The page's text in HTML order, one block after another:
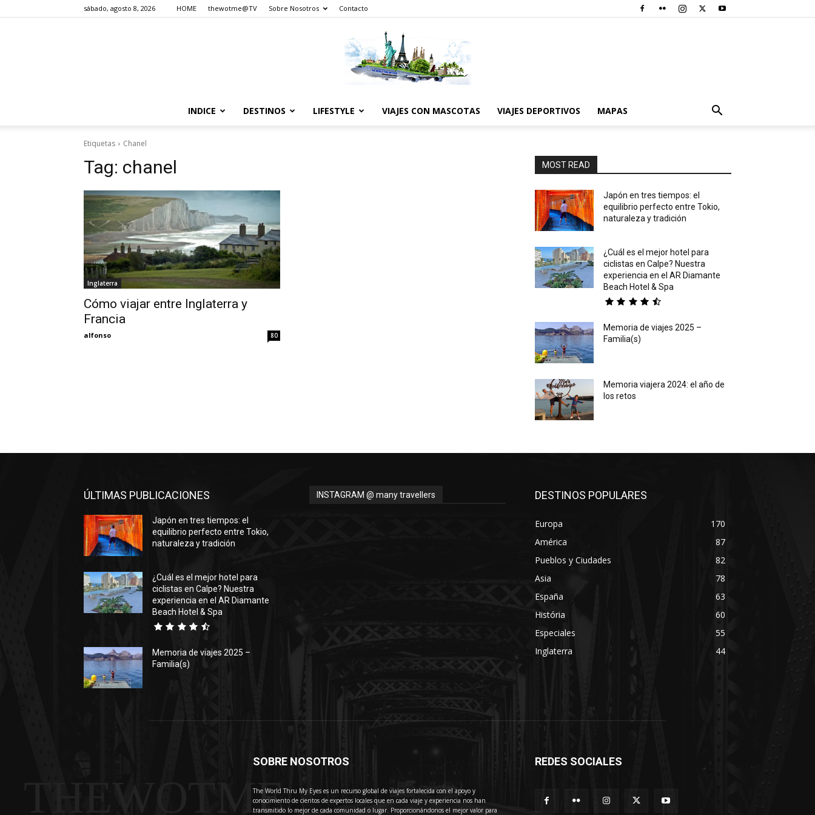
sábado, agosto 8, 2026 HOME thewotme@TV Sobre Nosotros Contacto
INDICE DESTINOS LIFESTYLE VIAJES CON MASCOTAS VIAJES DEPORTIVOS MAPAS
Etiquetas Chanel
Tag: chanel
Inglaterra
Cómo viajar entre Inglaterra y
Francia
alfonso 80
MOST READ
Japón en tres tiempos: el
equilibrio perfecto entre Tokio,
naturaleza y tradición
¿Cuál es el mejor hotel para
ciclistas en Calpe? Nuestra
experiencia en el AR Diamante
Beach Hotel & Spa
Memoria de viajes 2025 –
Familia(s)
Memoria viajera 2024: el año de
los retos
ÚLTIMAS PUBLICACIONES
Japón en tres tiempos: el
equilibrio perfecto entre Tokio,
naturaleza y tradición
¿Cuál es el mejor hotel para
ciclistas en Calpe? Nuestra
experiencia en el AR Diamante
Beach Hotel & Spa
Memoria de viajes 2025 –
Familia(s)
INSTAGRAM @ many travellers DESTINOS POPULARES
Europa
170
América
87
Pueblos y Ciudades
82
Asia
78
España
63
História
60
Especiales
55
Inglaterra
44
THEWOTME
SOBRE NOSOTROS
The World Thru My Eyes es un recurso global de viajes fortalecida con el apoyo y
conocimiento de cientos de expertos locales que en cada viaje y experiencia nos han
transmitido lo mejor de cada comunidad o lugar. Proporcionándonos el mejor valor para
REDES SOCIALES